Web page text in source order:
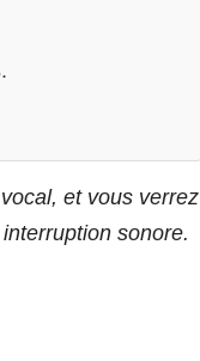
.
et vous verrez
sonore.